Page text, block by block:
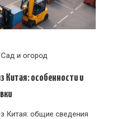
Сад и огород
Китая: особенности и
Китая: общие сведения